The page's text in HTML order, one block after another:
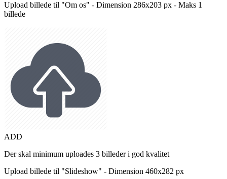
Upload billede til "Om os" - Dimension 286x203 px - Maks 1
billede
ADD
Der skal minimum uploades 3 billeder i god kvalitet
Upload billede til "Slideshow" - Dimension 460x282 px